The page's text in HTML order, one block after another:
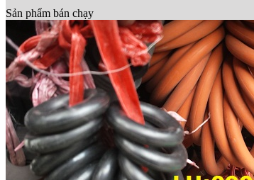
Sản phẩm bán chạy